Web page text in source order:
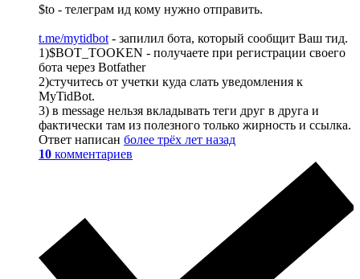
$to - телеграм ид кому нужно отправить.
t.me/mytidbot - запилил бота, который сообщит Ваш тид.
1)$BOT_TOOKEN - получаете при регистрации своего
бота через Botfather
2)стучитесь от учетки куда слать уведомления к
MyTidBot.
3) в message нельзя вкладывать теги друг в друга и
фактически там из полезного только жирность и ссылка.
Ответ написан более трёх лет назад
10 комментариев